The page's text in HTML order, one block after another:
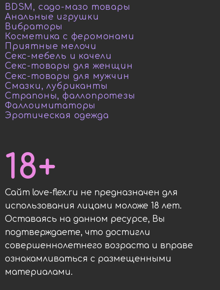
BDSM, садо-мазо товары
Анальные игрушки
Вибраторы
Косметика с феромонами
Приятные мелочи
Секс-мебель и качели
Секс-товары для женщин
Секс-товары для мужчин
Смазки, лубриканты
Страпоны, фаллопротезы
Фаллоимитаторы
Эротическая одежда
Сайт love-flex.ru не предназначен для
использования лицами моложе 18 лет.
Оставаясь на данном ресурсе, Вы
подтверждаете, что достигли
совершеннолетнего возраста и вправе
ознакамливаться с размещенными
материалами.
18+